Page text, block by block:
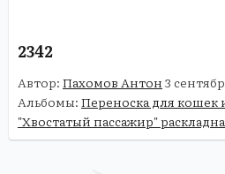
2342
Автор: Пахомов Антон 3
Альбомы: Переноска для кошек
"Хвостатый пассажир"